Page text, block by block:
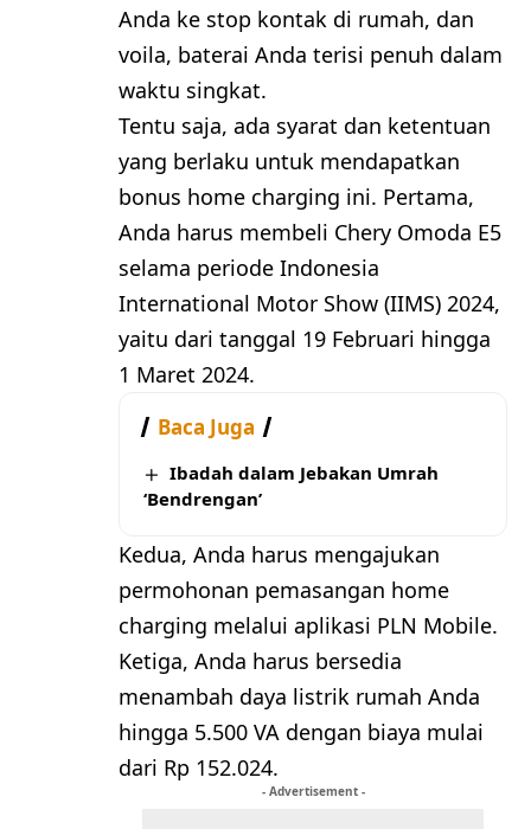
Anda ke stop kontak di rumah, dan
voila, baterai Anda terisi penuh dalam
waktu singkat.
Tentu saja, ada syarat dan ketentuan
yang berlaku untuk mendapatkan
bonus home charging ini. Pertama,
Anda harus membeli Chery Omoda E5
selama periode Indonesia
International Motor Show (IIMS) 2024,
yaitu dari tanggal 19 Februari hingga
1 Maret 2024.
Baca Juga
Ibadah dalam Jebakan Umrah
‘Bendrengan’
Kedua, Anda harus mengajukan
permohonan pemasangan home
charging melalui aplikasi PLN Mobile.
Ketiga, Anda harus bersedia
menambah daya listrik rumah Anda
hingga 5.500 VA dengan biaya mulai
dari Rp 152.024.
- Advertisement -